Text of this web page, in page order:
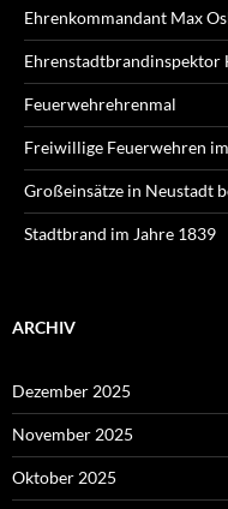
Ehrenkommandant Max
Ehrenstadtbrandinspektor
Feuerwehrehrenmal
Freiwillige Feuerwehren
Großeinsätze in Neustadt
Stadtbrand im Jahre 1839
ARCHIV
Dezember 2025
November 2025
Oktober 2025